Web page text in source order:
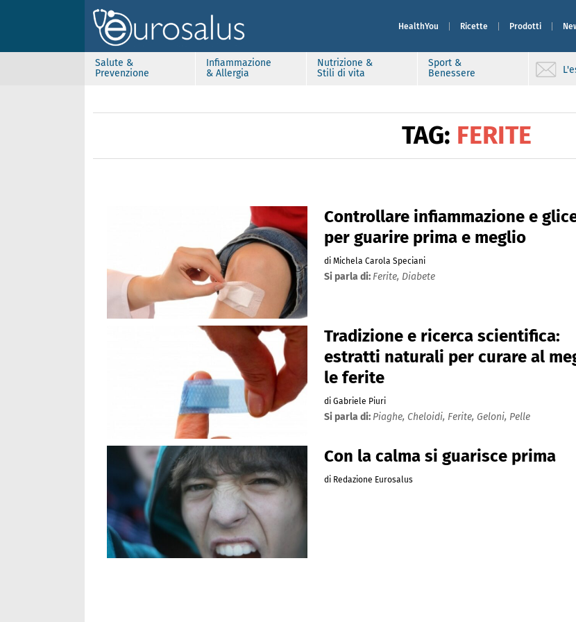
HealthYou Ricette Prodotti
Salute &
Prevenzione
Infiammazione
& Allergia
Nutrizione &
Stili di vita
Sport &
Benessere
TAG: FERITE
Controllare infiammazione e
per guarire prima e meglio
di Michela Carola Speciani
Si parla di: Ferite, Diabete
Tradizione e ricerca scientifica:
estratti naturali per curare al
le ferite
di Gabriele Piuri
Si parla di: Piaghe, Cheloidi, Ferite, Geloni, Pelle
Con la calma si guarisce prima
di Redazione Eurosalus